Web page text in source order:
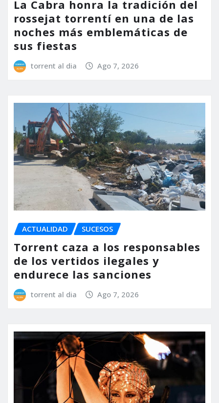
La Cabra honra la tradición del
rossejat torrentí en una de las
noches más emblemáticas de
sus fiestas
torrent al dia Ago 7, 2026
ACTUALIDAD SUCESOS
Torrent caza a los responsables
de los vertidos ilegales y
endurece las sanciones
torrent al dia Ago 7, 2026